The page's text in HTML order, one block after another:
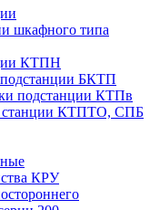
шкафного типа
КТПН
БКТП
подстанции КТПв
станции КТПТО, СПБ
КРУ